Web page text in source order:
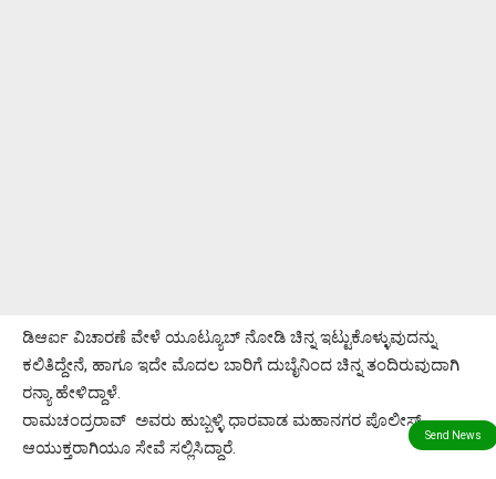
ಡಿಆರ್ಐ ವಿಚಾರಣೆ ವೇಳೆ ಯೂಟ್ಯೂಬ್ ನೋಡಿ ಚಿನ್ನ ಇಟ್ಟುಕೊಳ್ಳುವುದನ್ನು
ಕಲಿತಿದ್ದೇನೆ, ಹಾಗೂ ಇದೇ ಮೊದಲ ಬಾರಿಗೆ ದುಬೈನಿಂದ ಚಿನ್ನ ತಂದಿರುವುದಾಗಿ
ರನ್ಯಾ ಹೇಳಿದ್ದಾಳೆ.
ರಾಮಚಂದ್ರರಾವ್ ಅವರು ಹುಬ್ಬಳ್ಳಿ ಧಾರವಾಡ ಮಹಾನಗರ ಪೊಲೀಸ್
ಆಯುಕ್ತರಾಗಿಯೂ ಸೇವೆ ಸಲ್ಲಿಸಿದ್ದಾರೆ.